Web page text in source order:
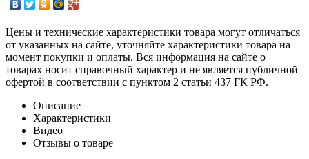
Цены и технические характеристики товара могут отличаться
от указанных на сайте, уточняйте характеристики товара на
момент покупки и оплаты. Вся информация на сайте о
товарах носит справочный характер и не является публичной
офертой в соответствии с пунктом 2 статьи 437 ГК РФ.
Описание
Характеристики
Видео
Отзывы о товаре